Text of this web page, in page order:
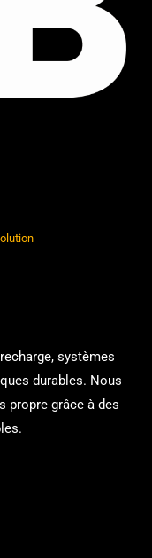
systèmes
durables. Nous
propre grâce à des